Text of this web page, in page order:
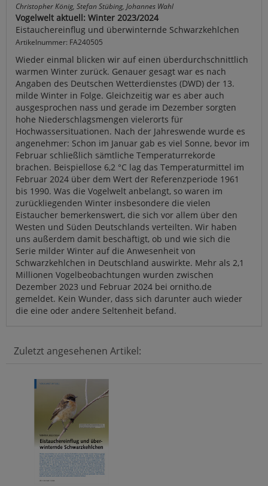
Christopher König, Stefan Stübing, Johannes Wahl
Vogelwelt aktuell: Winter 2023/2024
Eistauchereinflug und überwinternde Schwarzkehlchen
Artikelnummer: FA240505
Wieder einmal blicken wir auf einen überdurchschnittlich
warmen Winter zurück. Genauer gesagt war es nach
Angaben des Deutschen Wetterdienstes (DWD) der 13.
milde Winter in Folge. Gleichzeitig war es aber auch
ausgesprochen nass und gerade im Dezember sorgten
hohe Niederschlagsmengen vielerorts für
Hochwassersituationen. Nach der Jahreswende wurde es
angenehmer: Schon im Januar gab es viel Sonne, bevor im
Februar schließlich sämtliche Temperaturrekorde
brachen. Beispiellose 6,2 °C lag das Temperaturmittel im
Februar 2024 über dem Wert der Referenzperiode 1961
bis 1990. Was die Vogelwelt anbelangt, so waren im
zurückliegenden Winter insbesondere die vielen
Eistaucher bemerkenswert, die sich vor allem über den
Westen und Süden Deutschlands verteilten. Wir haben
uns außerdem damit beschäftigt, ob und wie sich die
Serie milder Winter auf die Anwesenheit von
Schwarzkehlchen in Deutschland auswirkte. Mehr als 2,1
Millionen Vogelbeobachtungen wurden zwischen
Dezember 2023 und Februar 2024 bei ornitho.de
gemeldet. Kein Wunder, dass sich darunter auch wieder
die eine oder andere Seltenheit befand.
Zuletzt angesehenen Artikel: